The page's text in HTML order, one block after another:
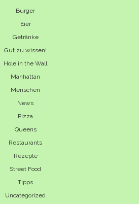
Burger
Eier
Getränke
Gut zu wissen!
Hole in the Wall
Manhattan
Menschen
News
Pizza
Queens
Restaurants
Rezepte
Street Food
Tipps
Uncategorized